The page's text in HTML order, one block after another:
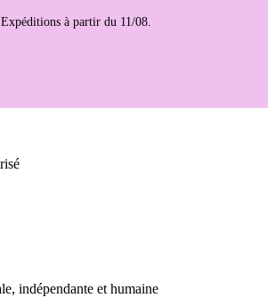
Expéditions à partir du 11/08.
indépendante et humaine